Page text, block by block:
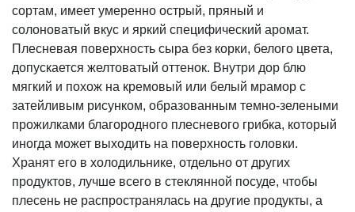
сортам, имеет умеренно острый, пряный и
солоноватый вкус и яркий специфический аромат.
Плесневая поверхность сыра без корки, белого цвета,
допускается желтоватый оттенок. Внутри дор блю
мягкий и похож на кремовый или белый мрамор с
затейливым рисунком, образованным темно-зелеными
прожилками благородного плесневого грибка, который
иногда может выходить на поверхность головки.
Хранят его в холодильнике, отдельно от других
продуктов, лучше всего в стеклянной посуде, чтобы
плесень не распространялась на другие продукты, а